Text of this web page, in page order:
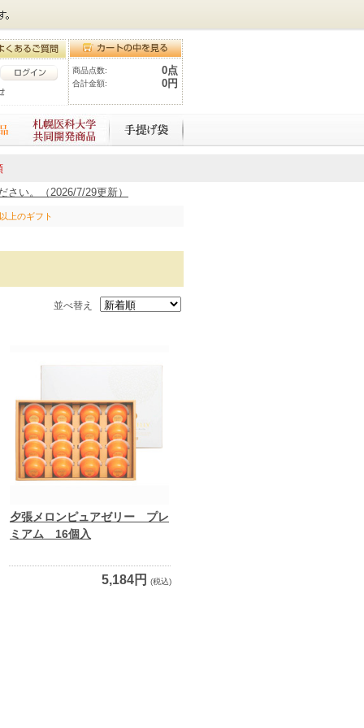
商品点数: 0点
合計金額: 0円
い。（2026/7/29更新）
上のギフト
並べ替え
夕張メロンピュアゼリー プレ
ミアム 16個入
5,184円 (税込)